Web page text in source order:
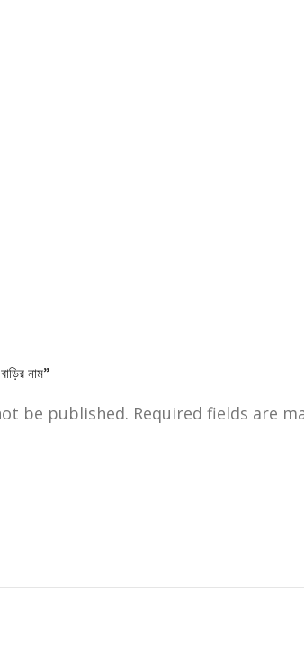
নাম”
be published. Required fields are